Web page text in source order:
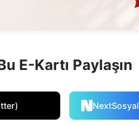
E-Kartı Paylaşın
NextSosyal